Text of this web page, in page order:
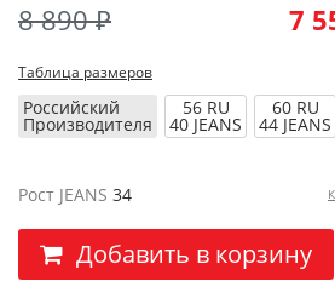
8 890 ₽ 7
Таблица размеров
Российский
Производителя
56 RU
40 JEANS
60 RU
44 JEANS
Рост JEANS 34
Добавить в корзину